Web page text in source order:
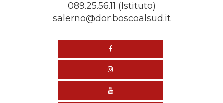
089.25.56.11 (Istituto)
salerno@donboscoalsud.it